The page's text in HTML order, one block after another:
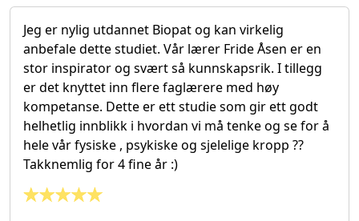
Jeg er nylig utdannet Biopat og kan virkelig
anbefale dette studiet. Vår lærer Fride Åsen er en
stor inspirator og svært så kunnskapsrik. I tillegg
er det knyttet inn flere faglærere med høy
kompetanse. Dette er ett studie som gir ett godt
helhetlig innblikk i hvordan vi må tenke og se for å
hele vår fysiske , psykiske og sjelelige kropp ??
Takknemlig for 4 fine år :)